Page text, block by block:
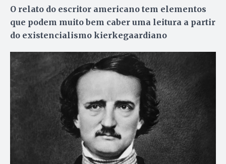
O relato do escritor americano tem elementos
que podem muito bem caber uma leitura a partir
do existencialismo kierkegaardiano